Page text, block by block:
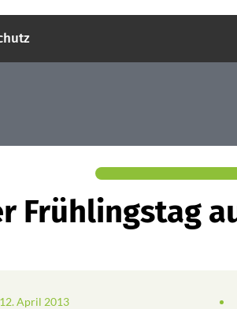
Frühlingstag
12. April 2013